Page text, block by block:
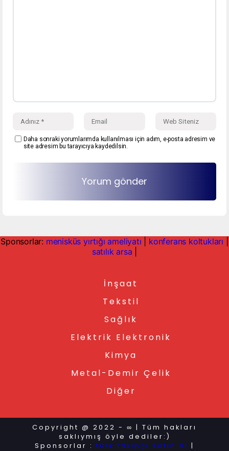
Daha sonraki yorumlarımda kullanılması için adım, e-posta adresim ve
site adresim bu tarayıcıya kaydedilsin.
Sponsorlar: menisküs yırtığı ameliyatı konferans koltukları
satılık arsa
İnşaat
Tekstil
Sağlık
Elektrik Elektronik
Kimya
Metal-Demir Çelik
Diğer
Copyright @ 2022 - ∞ | Tüm hakları
saklıymış öyle dediler:)
Sponsorlar : türk takipçi satın al
|